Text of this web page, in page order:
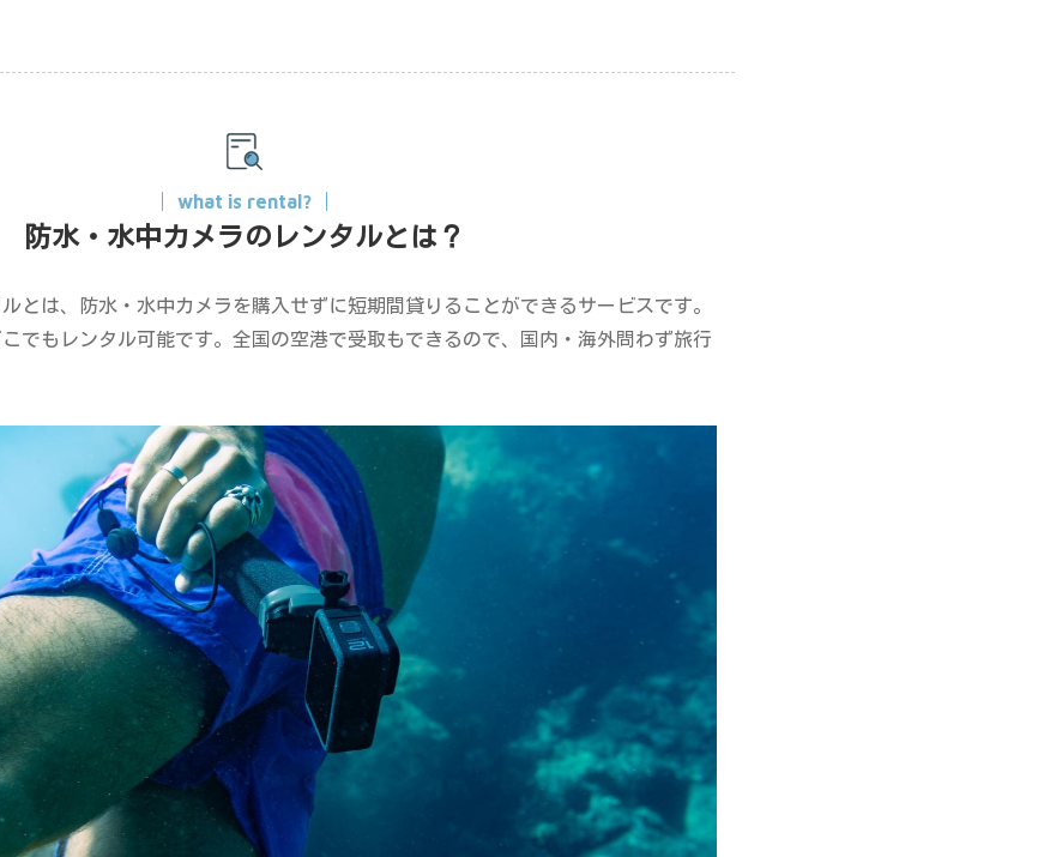
what is rental?
防水・水中カメラのレンタルとは？
とは、防水・水中カメラを購入せずに短期間貸りることができるサービスです。
でもレンタル可能です。全国の空港で受取もできるので、国内・海外問わず旅行